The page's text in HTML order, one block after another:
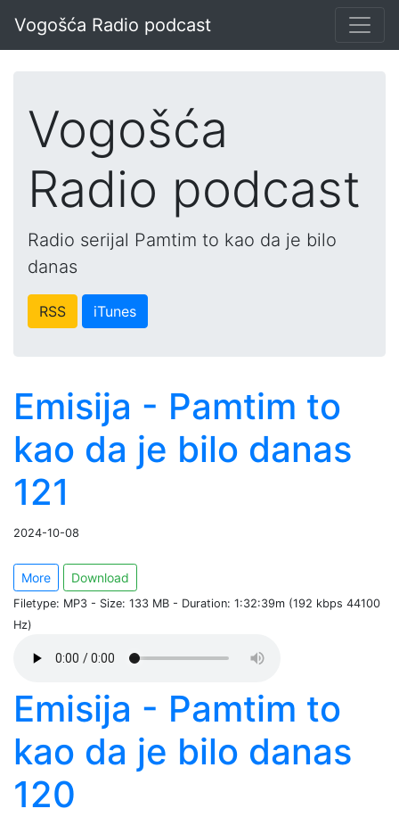
Vogošća Radio podcast
Vogošća
Radio podcast
Radio serijal Pamtim to kao da je bilo
danas
RSS iTunes
Emisija - Pamtim to
kao da je bilo danas
121
2024-10-08
More Download
Filetype: MP3 - Size: 133 MB - Duration: 1:32:39m (192 kbps 44100
Hz)
Emisija - Pamtim to
kao da je bilo danas
120